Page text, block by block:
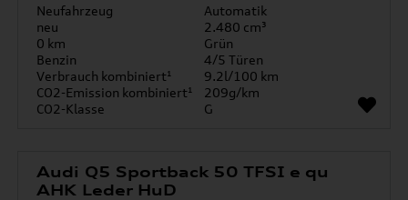
Neufahrzeug
Automatik
neu
2.480 cm³
0 km
Grün
Benzin
4/5 Türen
Verbrauch kombiniert¹
9.2l/100 km
CO2-Emission kombiniert¹
209g/km
CO2-Klasse
G
Audi Q5 Sportback 50 TFSI e qu
AHK Leder HuD